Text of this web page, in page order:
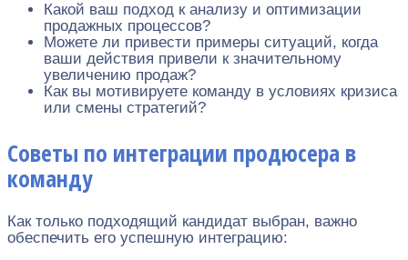
Какой ваш подход к анализу и оптимизации
продажных процессов?
Можете ли привести примеры ситуаций, когда
ваши действия привели к значительному
увеличению продаж?
Как вы мотивируете команду в условиях кризиса
или смены стратегий?
Советы по интеграции продюсера в
команду
Как только подходящий кандидат выбран, важно
обеспечить его успешную интеграцию: